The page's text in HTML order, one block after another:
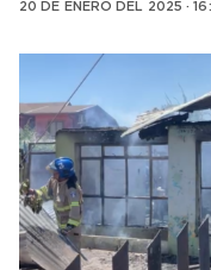
20 DE ENERO DEL 2025 ·